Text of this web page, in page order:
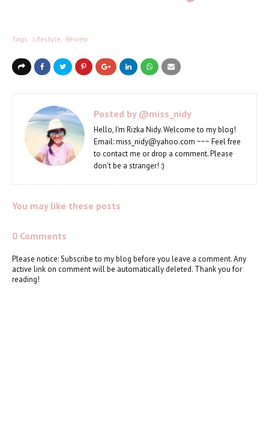
Tags: Lifestyle Review
Posted by@miss_nidy
Hello, I'm Rizka Nidy. Welcome to my blog!
Email: miss_nidy@yahoo.com ~~~ Feel free
to contact me or drop a comment. Please
don't be a stranger! :)
You may like these posts
0 Comments
Please notice: Subscribe to my blog before you leave a comment. Any
active link on comment will be automatically deleted. Thank you for
reading!